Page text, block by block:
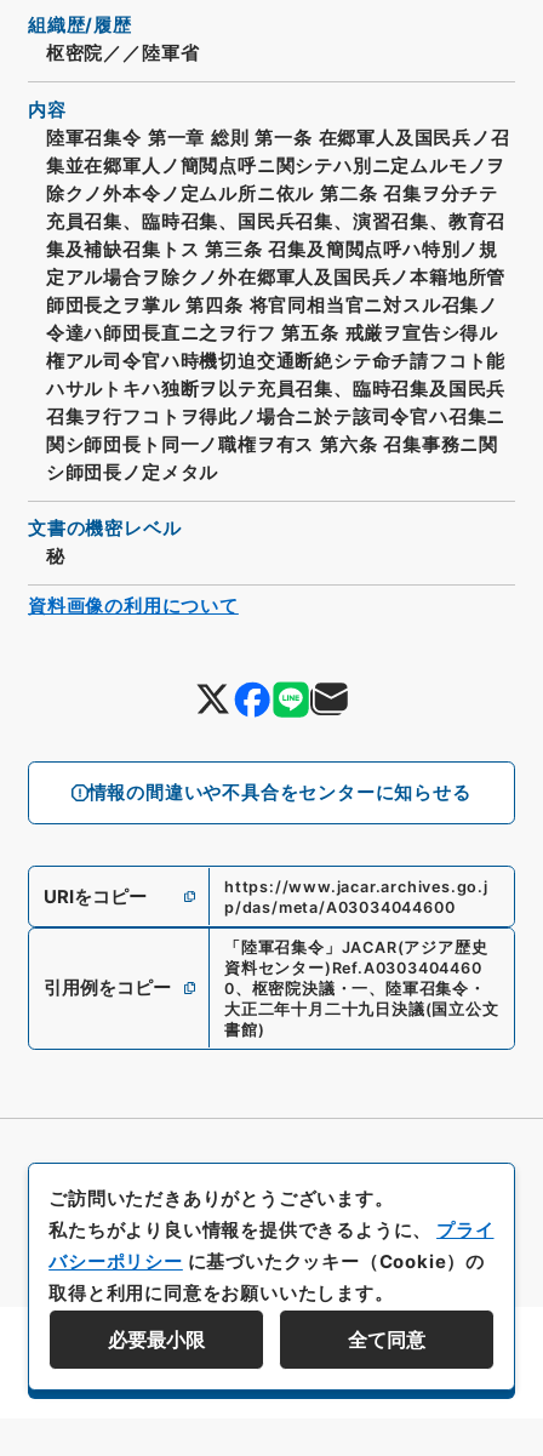
情報の間違いや不具合をセンターに知らせる
組織歴/履歴
枢密院／／陸軍省
内容
陸軍召集令 第一章 総則 第一条 在郷軍人及国民兵ノ召
集並在郷軍人ノ簡閲点呼ニ関シテハ別ニ定ムルモノヲ
除クノ外本令ノ定ムル所ニ依ル 第二条 召集ヲ分チテ
充員召集、臨時召集、国民兵召集、演習召集、教育召
集及補缺召集トス 第三条 召集及簡閲点呼ハ特別ノ規
定アル場合ヲ除クノ外在郷軍人及国民兵ノ本籍地所管
師団長之ヲ掌ル 第四条 将官同相当官ニ対スル召集ノ
令達ハ師団長直ニ之ヲ行フ 第五条 戒厳ヲ宣告シ得ル
権アル司令官ハ時機切迫交通断絶シテ命チ請フコト能
ハサルトキハ独断ヲ以テ充員召集、臨時召集及国民兵
召集ヲ行フコトヲ得此ノ場合ニ於テ該司令官ハ召集ニ
関シ師団長ト同一ノ職権ヲ有ス 第六条 召集事務ニ関
シ師団長ノ定メタル
文書の機密レベル
秘
URIをコピー
https://www.jacar.archives.go.j
p/das/meta/A03034044600
引用例をコピー
「陸軍召集令 」 JACAR(アジア歴史
資料センター) Ref.A0303404460
0、 枢密院決議・一、陸軍召集令・
大正二年十月二十九日決議(国立公文
書館)
資料画像の利用について
資料群階層を表示する
ご訪問いただきありがとうございます。
私たちがより良い情報を提供できるように、 プライ
バシーポリシー に基づいたクッキー（Cookie）の
取得と利用に同意をお願いいたします。
必要最小限 全て同意